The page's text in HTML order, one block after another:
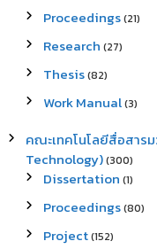
Proceedings(21)
Research (27)
Thesis(82)
Work Manual(3)
คณะเทคโนโลยีสื่อสาร
Technology)(300)
Dissertation (1)
Proceedings(80)
Project(152)